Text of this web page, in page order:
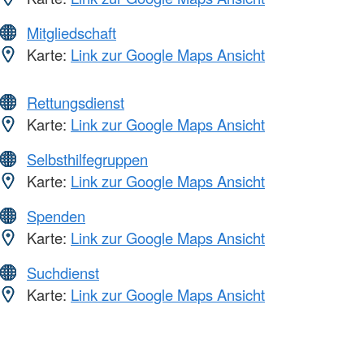
Mitgliedschaft
Karte: Link zur Google Maps Ansicht
Rettungsdienst
Karte: Link zur Google Maps Ansicht
Selbsthilfegruppen
Karte: Link zur Google Maps Ansicht
Spenden
Karte: Link zur Google Maps Ansicht
Suchdienst
Karte: Link zur Google Maps Ansicht